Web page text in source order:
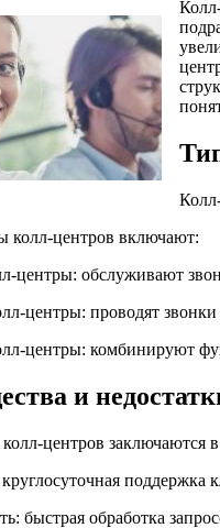
колл-центров включают:
центры: обслуживают
центры: проводят
центры: комбинируют
и
центров заключаются
поддержка
быстрая обработка